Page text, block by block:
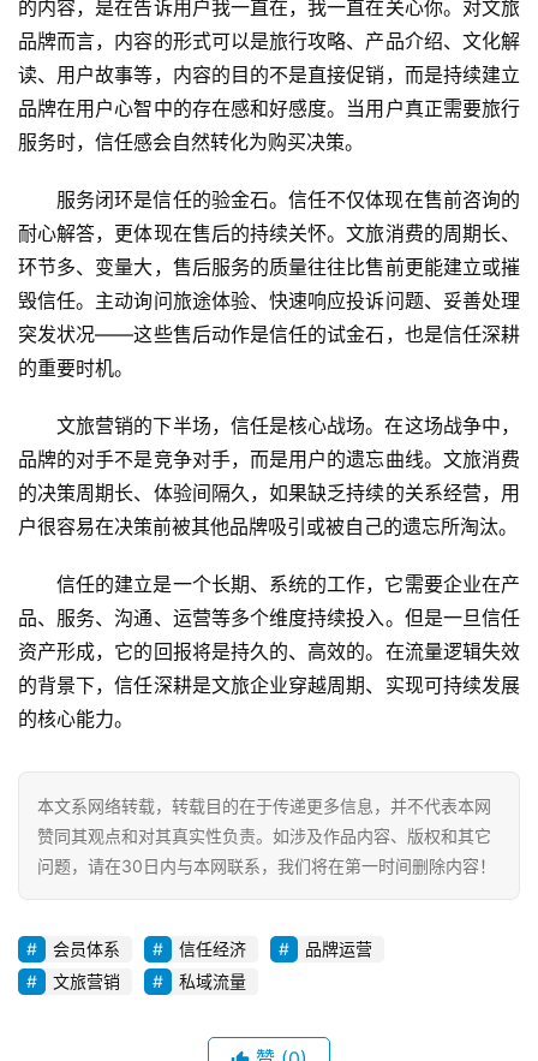
社
区
的内容，是在告诉用户我一直在，我一直在关心你。对文旅
品牌而言，内容的形式可以是旅行攻略、产品介绍、文化解
读、用户故事等，内容的目的不是直接促销，而是持续建立
品牌在用户心智中的存在感和好感度。当用户真正需要旅行
服务时，信任感会自然转化为购买决策。
服务闭环是信任的验金石。信任不仅体现在售前咨询的
耐心解答，更体现在售后的持续关怀。文旅消费的周期长、
环节多、变量大，售后服务的质量往往比售前更能建立或摧
毁信任。主动询问旅途体验、快速响应投诉问题、妥善处理
突发状况——这些售后动作是信任的试金石，也是信任深耕
的重要时机。
文旅营销的下半场，信任是核心战场。在这场战争中，
品牌的对手不是竞争对手，而是用户的遗忘曲线。文旅消费
的决策周期长、体验间隔久，如果缺乏持续的关系经营，用
户很容易在决策前被其他品牌吸引或被自己的遗忘所淘汰。
信任的建立是一个长期、系统的工作，它需要企业在产
品、服务、沟通、运营等多个维度持续投入。但是一旦信任
资产形成，它的回报将是持久的、高效的。在流量逻辑失效
的背景下，信任深耕是文旅企业穿越周期、实现可持续发展
的核心能力。
本文系网络转载，转载目的在于传递更多信息，并不代表本网
赞同其观点和对其真实性负责。如涉及作品内容、版权和其它
问题，请在30日内与本网联系，我们将在第一时间删除内容！
会员体系 信任经济
品牌运营
文旅营销
私域流量